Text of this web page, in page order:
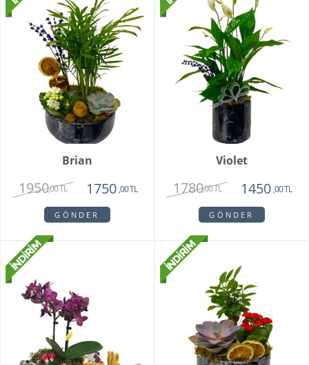
Brian
1950,00 TL 1750 ,00 TL
GÖNDER
Violet
1780,00 TL 1450 ,00 TL
GÖNDER